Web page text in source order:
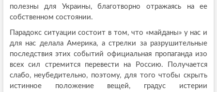
полезны для Украины, благотворно отражаясь на ее
собственном состоянии.
Парадокс ситуации состоит в том, что «майданы» у нас и
для нас делала Америка, а стрелки за разрушительные
последствия этих событий официальная пропаганда изо
всех сил стремится перевести на Россию. Получается
слабо, неубедительно, поэтому, для того чтобы скрыть
истинное положение вещей, градус истерии